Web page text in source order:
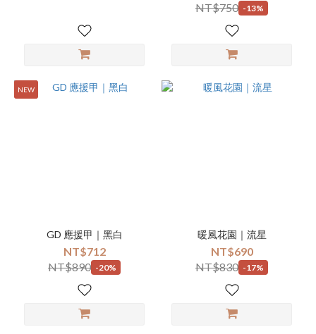
NT$750 -13%
NEW
GD 應援甲｜黑白
NT$712
NT$890 -20%
暖風花園｜流星
NT$690
NT$830 -17%